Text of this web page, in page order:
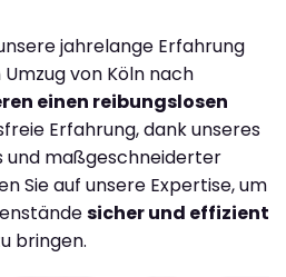
jahrelange Erfahrung
von Köln nach
einen reibungslosen
Erfahrung, dank unseres
und maßgeschneiderter
Sie auf unsere Expertise, um
sicher und effizient
bringen.